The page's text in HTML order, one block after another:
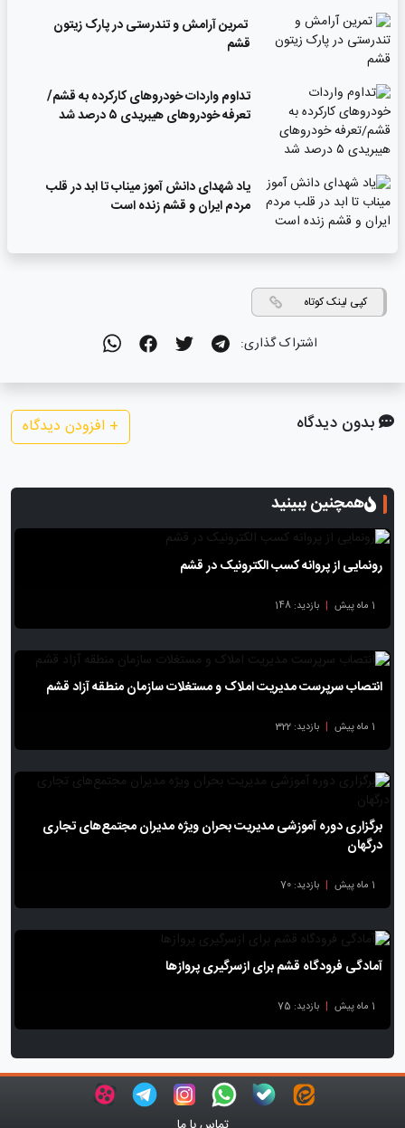
تمرین آرامش و تندرستی در پارک زیتون
قشم
تداوم واردات خودروهای کارکرده به قشم/
تعرفه خودروهای هیبریدی ۵ درصد شد
یاد شهدای دانش آموز میناب تا ابد در قلب
مردم ایران و قشم زنده است
کپی لینک کوتاه
اشتراک گذاری:
بدون دیدگاه + افزودن دیدگاه
همچنین ببینید
رونمایی از پروانه کسب الکترونیک در قشم
1 ماه پیش | بازدید: 148
انتصاب سرپرست مدیریت املاک و مستغلات سازمان منطقه آزاد قشم
1 ماه پیش | بازدید: 322
برگزاری دوره آموزشی مدیریت بحران ویژه مدیران مجتمع‌های تجاری
درگهان
1 ماه پیش | بازدید: 70
آمادگی فرودگاه قشم برای ازسرگیری پروازها
1 ماه پیش | بازدید: 75